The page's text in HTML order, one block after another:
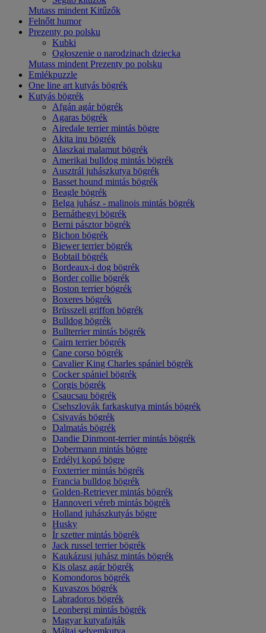
Mutass mindent Kitűzők
Felnőtt humor
Prezenty po polsku
Kubki
Ogłoszenie o narodzinach dziecka
Mutass mindent Prezenty po polsku
Emlékpuzzle
One line art kutyás bögrék
Kutyás bögrék
Afgán agár bögrék
Agaras bögrék
Airedale terrier mintás bögre
Akita inu bögrék
Alaszkai malamut bögrék
Amerikai bulldog mintás bögrék
Ausztrál juhászkutya bögrék
Basset hound mintás bögrék
Beagle bögrék
Belga juhász - malinois mintás bögrék
Bernáthegyi bögrék
Berni pásztor bögrék
Bichon bögrék
Biewer terrier bögrék
Bobtail bögrék
Bordeaux-i dog bögrék
Border collie bögrék
Boston terrier bögrék
Boxeres bögrék
Brüsszeli griffon bögrék
Bulldog bögrék
Bullterrier mintás bögrék
Cairn terrier bögrék
Cane corso bögrék
Cavalier King Charles spániel bögrék
Cocker spániel bögrék
Corgis bögrék
Csaucsau bögrék
Csehszlovák farkaskutya mintás bögrék
Csivavás bögrék
Dalmatás bögrék
Dandie Dinmont-terrier mintás bögrék
Dobermann mintás bögre
Erdélyi kopó bögre
Foxterrier mintás bögrék
Francia bulldog bögrék
Golden-Retriever mintás bögrék
Hannoveri véreb mintás bögrék
Holland juhászkutyás bögre
Husky
Ír szetter mintás bögrék
Jack russel terrier bögrék
Kaukázusi juhász mintás bögrék
Kis olasz agár bögrék
Komondoros bögrék
Kuvaszos bögrék
Labradoros bögrék
Leonbergi mintás bögrék
Magyar kutyafajták
Máltai selyemkutya